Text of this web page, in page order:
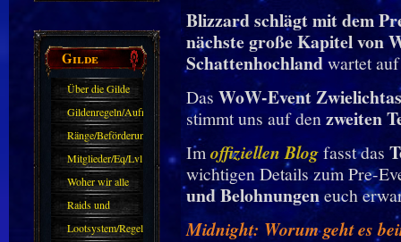
Gilde
Über die Gilde
(DAW)
Gildenregeln/Aufnahme
Ränge/Beförderungen
Mitglieder/Eq/Lvl
Woher wir alle
kommen.
Raids und
Zubehör
Lootsystem/Regeln
Blizzard schlägt mit dem
nächste große Kapitel von
Schattenhochlandwartet auf
Das WoW-Event
stimmt uns auf denzweiten
Imoffiziellen Blogfasst das
wichtigen Details zum Pre-
und Belohnungeneuch
Midnight: Worum geht es